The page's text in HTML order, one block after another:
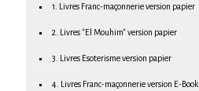
1. Livres Franc-maçonnerie version papier
2. Livres "El Mouhim" version papier
3. Livres Esoterisme version papier
4. Livres Franc-maçonnerie version E-Book